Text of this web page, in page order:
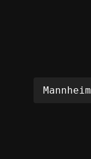
Mannheim